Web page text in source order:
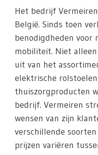
Het bedrijf
België. Sinds toen
benodigdheden voor
mobiliteit. Niet
uit van het
elektrische
thuiszorgproducten
bedrijf. Vermeiren
wensen van zijn
verschillende
prijzen variëren